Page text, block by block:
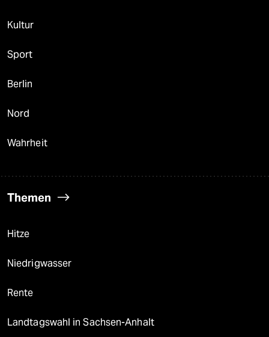
Kultur
Sport
Berlin
Nord
Wahrheit
Themen
Hitze
Niedrigwasser
Rente
Landtagswahl in Sachsen-Anhalt